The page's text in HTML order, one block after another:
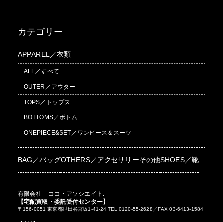
カテゴリー
APPAREL／衣類
ALL／すべて
OUTER／アウター
TOPS／トップス
BOTTOMS／ボトム
ONEPIECE&SET／ワンピース＆スーツ
BAG／バッグOTHERS／アクセサリーその他SHOES／靴
有限会社 ココ・アソシエイト.
【宅配買取・委託受付センター】
〒156-0051 東京都世田谷宮坂1-41-24 TEL 0120-55-2628／FAX 03-6413-1584